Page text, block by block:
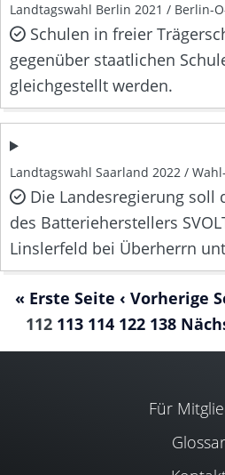
Landtagswahl Berlin 2021 / Berlin-
Schulen in freier
gegenüber staatlichen
gleichgestellt werden.
Landtagswahl Saarland 2022 /
Die Landesregierung soll
des Batterieherstellers
Linslerfeld bei Überherrn
« Erste Seite ‹ Vorherige
112 113 114 122 138
Für
Glossar